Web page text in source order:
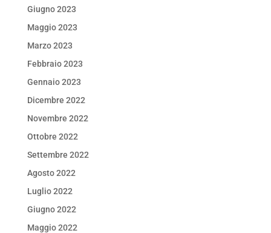
Giugno 2023
Maggio 2023
Marzo 2023
Febbraio 2023
Gennaio 2023
Dicembre 2022
Novembre 2022
Ottobre 2022
Settembre 2022
Agosto 2022
Luglio 2022
Giugno 2022
Maggio 2022